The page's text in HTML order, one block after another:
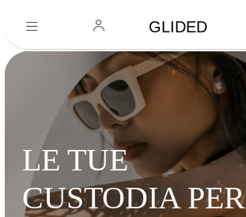
GLIDED
LE TUE
CUSTODIA PER